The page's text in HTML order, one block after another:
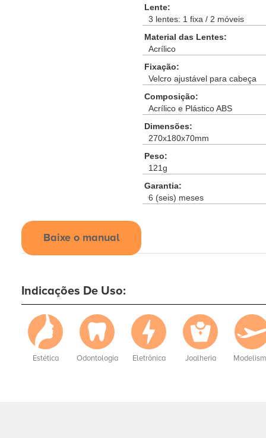
Lente:
3 lentes: 1 fixa / 2 móveis
Material das Lentes:
Acrílico
Fixação:
Velcro ajustável para cabeça
Composição:
Acrílico e Plástico ABS
Dimensões:
270x180x70mm
Peso:
121g
Garantia:
6 (seis) meses
Baixe o manual
Indicações De Uso:
Estética Odontologia Eletrônica Joalheria